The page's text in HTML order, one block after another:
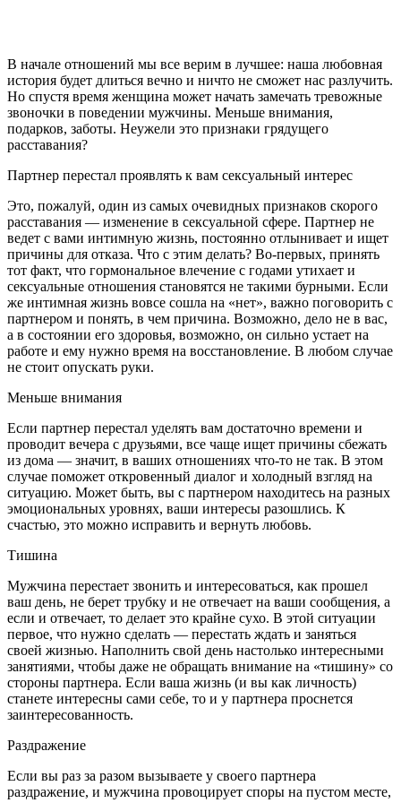
В начале отношений мы все верим в лучшее: наша любовная
история будет длиться вечно и ничто не сможет нас разлучить.
Но спустя время женщина может начать замечать тревожные
звоночки в поведении мужчины. Меньше внимания,
подарков, заботы. Неужели это признаки грядущего
расставания?
Партнер перестал проявлять к вам сексуальный интерес
Это, пожалуй, один из самых очевидных признаков скорого
расставания — изменение в сексуальной сфере. Партнер не
ведет с вами интимную жизнь, постоянно отлынивает и ищет
причины для отказа. Что с этим делать? Во-первых, принять
тот факт, что гормональное влечение с годами утихает и
сексуальные отношения становятся не такими бурными. Если
же интимная жизнь вовсе сошла на «нет», важно поговорить с
партнером и понять, в чем причина. Возможно, дело не в вас,
а в состоянии его здоровья, возможно, он сильно устает на
работе и ему нужно время на восстановление. В любом случае
не стоит опускать руки.
Меньше внимания
Если партнер перестал уделять вам достаточно времени и
проводит вечера с друзьями, все чаще ищет причины сбежать
из дома — значит, в ваших отношениях что-то не так. В этом
случае поможет откровенный диалог и холодный взгляд на
ситуацию. Может быть, вы с партнером находитесь на разных
эмоциональных уровнях, ваши интересы разошлись. К
счастью, это можно исправить и вернуть любовь.
Тишина
Мужчина перестает звонить и интересоваться, как прошел
ваш день, не берет трубку и не отвечает на ваши сообщения, а
если и отвечает, то делает это крайне сухо. В этой ситуации
первое, что нужно сделать — перестать ждать и заняться
своей жизнью. Наполнить свой день настолько интересными
занятиями, чтобы даже не обращать внимание на «тишину» со
стороны партнера. Если ваша жизнь (и вы как личность)
станете интересны сами себе, то и у партнера проснется
заинтересованность.
Раздражение
Если вы раз за разом вызываете у своего партнера
раздражение, и мужчина провоцирует споры на пустом месте,